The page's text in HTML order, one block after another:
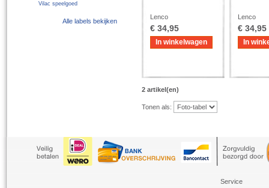
Lenco
€ 34,95
In winkelwagen
Lenco
€ 34,95
In
2 artikel(en)
Tonen als:
Vilac speelgoed
Alle labels bekijken
Service